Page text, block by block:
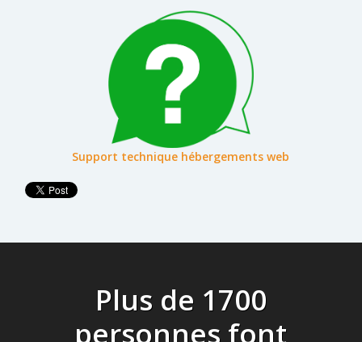
Support technique hébergements web
Plus de 1700
personnes font